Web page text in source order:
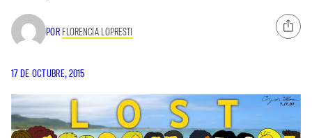
POR FLORENCIA LOPRESTI
17 DE OCTUBRE, 2015